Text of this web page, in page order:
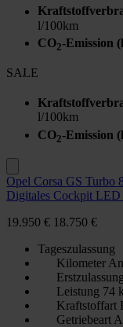
l/100km
CO2-Emission
SALE
l/100km
CO2-Emission
Opel Corsa GS Turbo
Digitales Cockpit LED
19.950 € 18.750 €
Tageszulassung
Kilometer
Erstzulassung
Leistung 74
Kraftstoffart
Getriebeart